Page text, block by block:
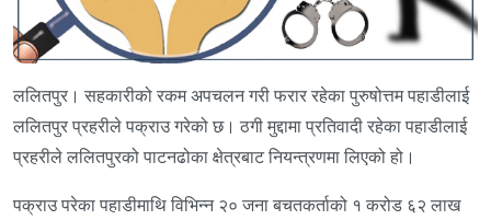
ललितपुर। सहकारीको रकम अपचलन गरी फरार रहेका पुरुषोत्तम पहाडीलाई
ललितपुर प्रहरीले पक्राउ गरेको छ। ठगी मुद्दामा प्रतिवादी रहेका पहाडीलाई
प्रहरीले ललितपुरको पाटनढोका क्षेत्रबाट नियन्त्रणमा लिएको हो।
पक्राउ परेका पहाडीमाथि विभिन्न २० जना बचतकर्ताको १ करोड ६२ लाख